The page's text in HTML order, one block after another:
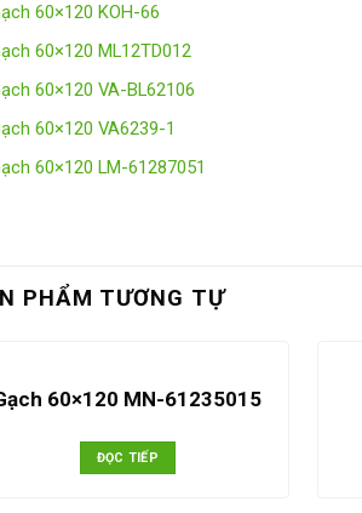
60×120 KOH-66
60×120 ML12TD012
60×120 VA-BL62106
60×120 VA6239-1
60×120 LM-61287051
PHẨM TƯƠNG TỰ
60×120 MN-61235015
ĐỌC TIẾP